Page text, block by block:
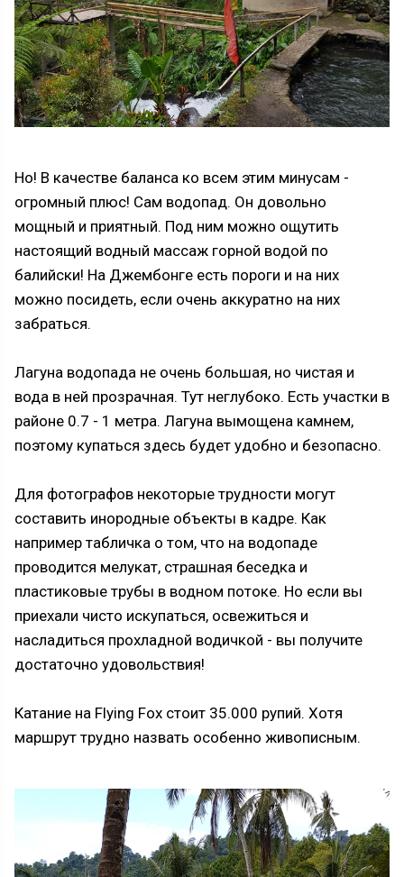
Но! В качестве баланса ко всем этим минусам -
огромный плюс! Сам водопад. Он довольно
мощный и приятный. Под ним можно ощутить
настоящий водный массаж горной водой по
балийски! На Джембонге есть пороги и на них
можно посидеть, если очень аккуратно на них
забраться.
Лагуна водопада не очень большая, но чистая и
вода в ней прозрачная. Тут неглубоко. Есть участки в
районе 0.7 - 1 метра. Лагуна вымощена камнем,
поэтому купаться здесь будет удобно и безопасно.
Для фотографов некоторые трудности могут
составить инородные объекты в кадре. Как
например табличка о том, что на водопаде
проводится мелукат, страшная беседка и
пластиковые трубы в водном потоке. Но если вы
приехали чисто искупаться, освежиться и
насладиться прохладной водичкой - вы получите
достаточно удовольствия!
Катание на Flying Fox стоит 35.000 рупий. Хотя
маршрут трудно назвать особенно живописным.